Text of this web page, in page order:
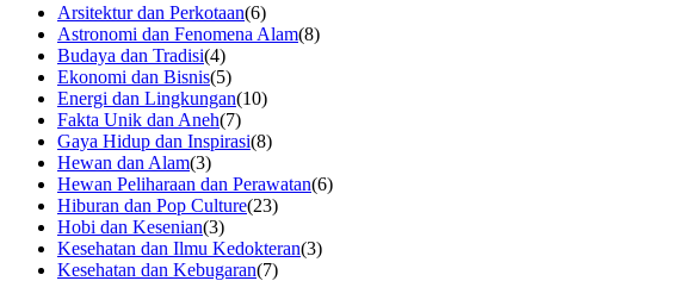
Arsitektur dan Perkotaan(6)
Astronomi dan Fenomena Alam(8)
Budaya dan Tradisi(4)
Ekonomi dan Bisnis(5)
Energi dan Lingkungan(10)
Fakta Unik dan Aneh(7)
Gaya Hidup dan Inspirasi(8)
Hewan dan Alam(3)
Hewan Peliharaan dan Perawatan(6)
Hiburan dan Pop Culture(23)
Hobi dan Kesenian(3)
Kesehatan dan Ilmu Kedokteran(3)
Kesehatan dan Kebugaran(7)